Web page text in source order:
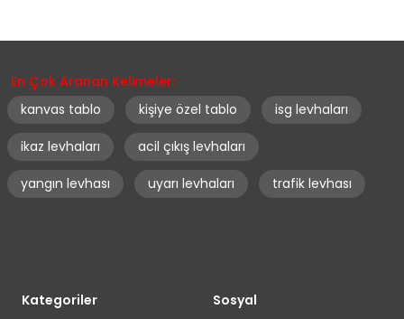
En Çok Aranan Kelimeler:
kanvas tablo
kişiye özel tablo isg levhaları
ikaz levhaları acil çıkış levhaları
yangın levhası uyarı levhaları trafik levhası
Kategoriler Sosyal